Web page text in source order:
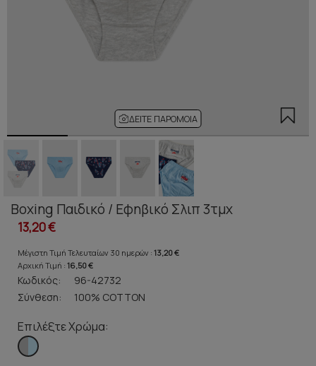
ΔΕΊΤΕ ΠΑΡΌΜΟΙΑ
Boxing Παιδικό / Εφηβικό Σλιπ 3τμχ
13,20 €
Μέγιστη Τιμή Τελευταίων 30 ημερών : 13,20 €
Αρχική Τιμή : 16,50 €
Κωδικός:
96-42732
Σύνθεση:
100% COTTON
Επιλέξτε Χρώμα: